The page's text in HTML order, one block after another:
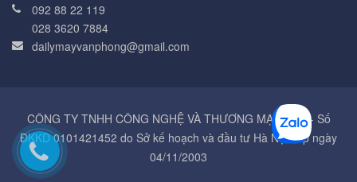
092 88 22 119
028 3620 7884
dailymayvanphong@gmail.com
CÔNG TY TNHH CÔNG NGHỆ VÀ THƯƠNG MẠI Á MỸ - Số
ĐKKD 0101421452 do Sở kế hoạch và đầu tư Hà Nội cấp ngày
04/11/2003